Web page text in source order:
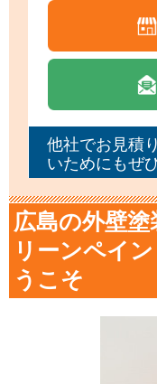
他社でお見積
いためにもぜ
広島の外壁
リーンペイ
うこそ